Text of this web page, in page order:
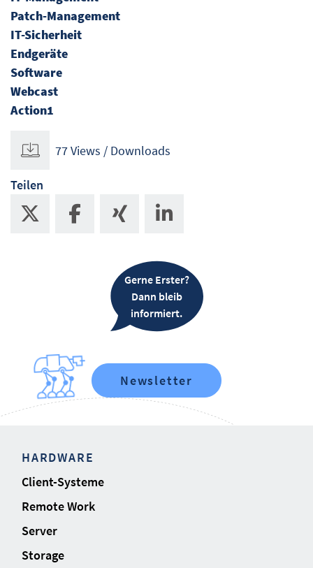
Patch-Management
IT-Sicherheit
Endgeräte
Software
Webcast
Action1
77 Views / Downloads
Teilen
Gerne Erster?
Dann bleib
informiert.
Newsletter
HARDWARE
Client-Systeme
Remote Work
Server
Storage